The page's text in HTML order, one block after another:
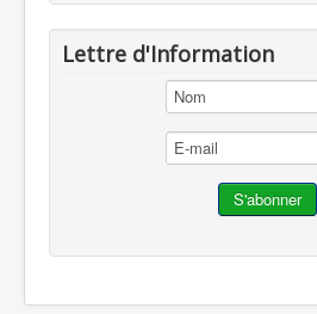
Lettre d'Information